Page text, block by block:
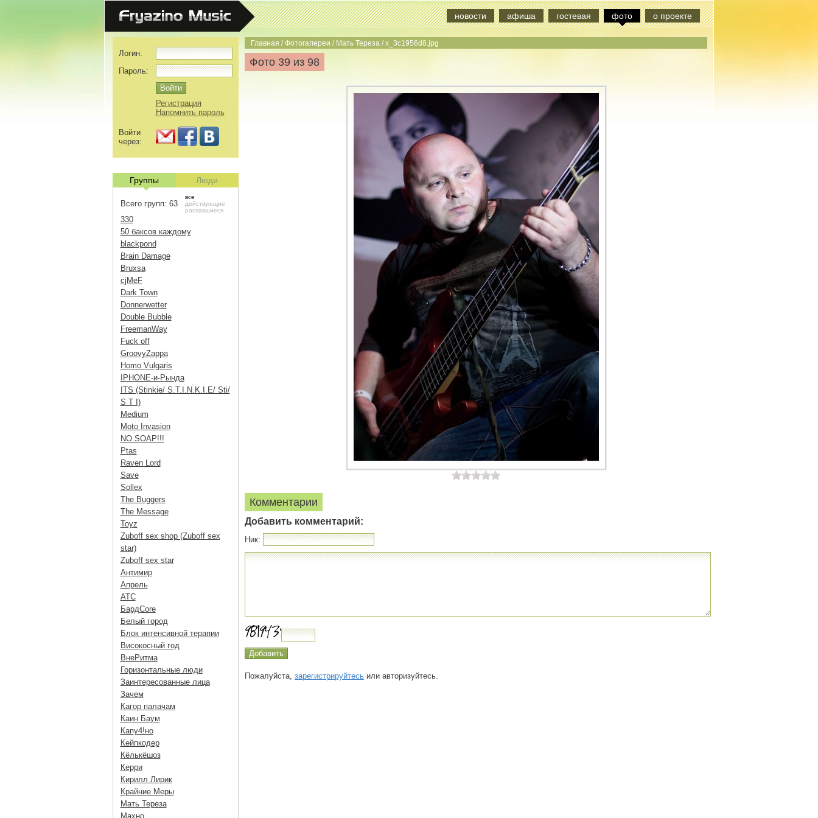
новости афиша гостевая фото о проекте
Главная /Фотогалереи / Мать Тереза /x_3c1956d8.jpg
Фото 39 из 98
Комментарии
Добавить комментарий:
Ник:
Пожалуйста, зарегистрируйтесь или авторизуйтесь.
Логин:
Пароль:
Регистрация
Напомнить пароль
Войти
через:
Группы Люди
Всего групп: 63
все
действующие
распавшиеся
330
50 баксов каждому
blackpond
Brain Damage
Bruxsa
cjMeF
Dark Town
Donnerwetter
Double Bubble
FreemanWay
Fuck off
GroovyZappa
Homo Vulgaris
IPHONE-и-Рында
ITS (Stinkie/ S.T.I.N.K.I.E/ Sti/
S T I)
Medium
Moto Invasion
NO SOAP!!!
Ptas
Raven Lord
Save
Sollex
The Buggers
The Message
Toyz
Zuboff sex shop (Zuboff sex
star)
Zuboff sex star
Антимир
Апрель
АТС
БардCore
Белый город
Блок интенсивной терапии
Високосный год
ВнеРитма
Горизонтальные люди
Заинтересованные лица
Зачем
Кагор палачам
Каин Баум
Капу4!но
Кейпкодер
Кёлькёшоз
Керри
Кирилл Лирик
Крайние Меры
Мать Тереза
Махно